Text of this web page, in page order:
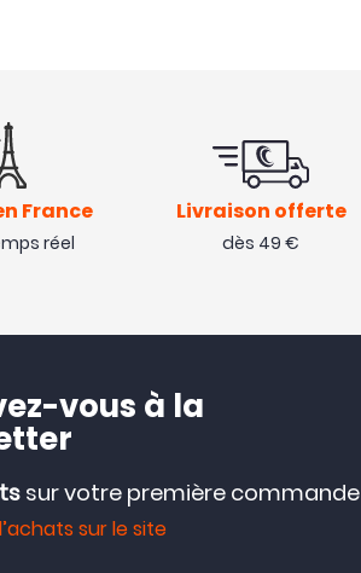
France
réel
Livraison offerte
dès 49 €
vous à la
sur votre première commande
sur le site